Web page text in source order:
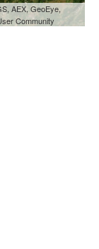
AEX, GeoEye,
Community